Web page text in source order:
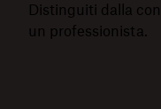
Distinguiti dalla
un professionista.